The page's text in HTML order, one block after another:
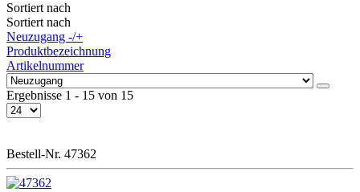
Sortiert nach
Sortiert nach
Neuzugang -/+
Produktbezeichnung
Artikelnummer
Ergebnisse 1 - 15 von 15
Bestell-Nr. 47362